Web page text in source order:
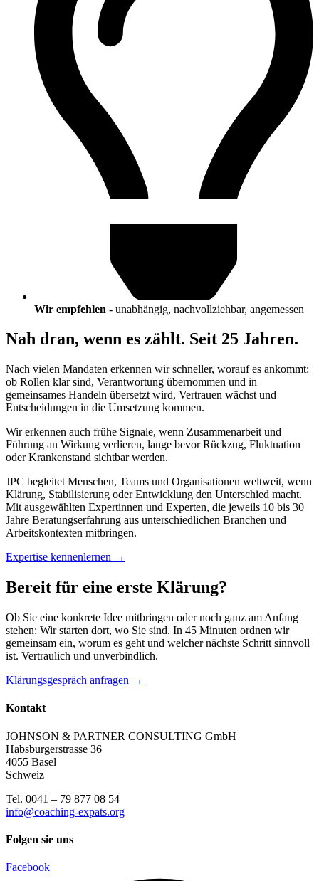
Wir empfehlen - unabhängig, nachvollziehbar, angemessen
Nah dran, wenn es zählt. Seit 25 Jahren.
Nach vielen Mandaten erkennen wir schneller, worauf es ankommt:
ob Rollen klar sind, Verantwortung übernommen und in
gemeinsames Handeln übersetzt wird, Vertrauen wächst und
Entscheidungen in die Umsetzung kommen.
Wir erkennen auch frühe Signale, wenn Zusammenarbeit und
Führung an Wirkung verlieren, lange bevor Rückzug, Fluktuation
oder Krankenstand sichtbar werden.
JPC begleitet Menschen, Teams und Organisationen weltweit, wenn
Klärung, Stabilisierung oder Entwicklung den Unterschied macht.
Mit ausgewählten Expertinnen und Experten, die jeweils 10 bis 30
Jahre Beratungserfahrung aus unterschiedlichen Branchen und
Arbeitskontexten mitbringen.
Expertise kennenlernen →
Bereit für eine erste Klärung?
Ob Sie eine konkrete Idee mitbringen oder noch ganz am Anfang
stehen: Wir starten dort, wo Sie sind. In 45 Minuten ordnen wir
gemeinsam ein, worum es geht und welcher nächste Schritt sinnvoll
ist. Vertraulich und unverbindlich.
Klärungsgespräch anfragen →
Kontakt
JOHNSON & PARTNER CONSULTING GmbH
Habsburgerstrasse 36
4055 Basel
Schweiz
Tel. 0041 – 79 877 08 54
info@coaching-expats.org
Folgen sie uns
Facebook